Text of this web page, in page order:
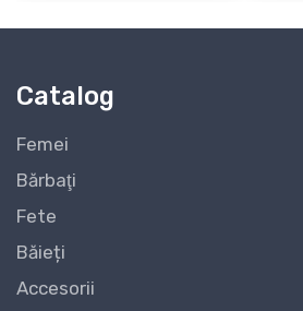
Catalog
Femei
Bărbaţi
Fete
Băieți
Accesorii